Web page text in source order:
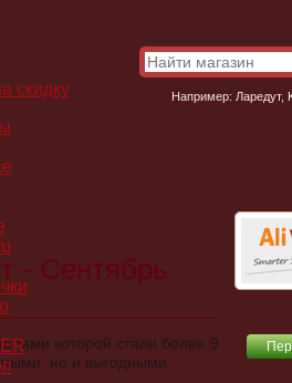
- Сентябрь
которой стали более 9
но и выгодными.
Например: Ларедут,